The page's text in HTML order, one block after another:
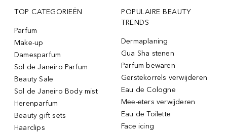
TOP CATEGORIEËN
Parfum
Make-up
Damesparfum
Sol de Janeiro Parfum
Beauty Sale
Sol de Janeiro Body mist
Herenparfum
Beauty gift sets
Haarclips
POPULAIRE BEAUTY
TRENDS
Dermaplaning
Gua Sha stenen
Parfum bewaren
Gerstekorrels verwijderen
Eau de Cologne
Mee-eters verwijderen
Eau de Toilette
Face icing